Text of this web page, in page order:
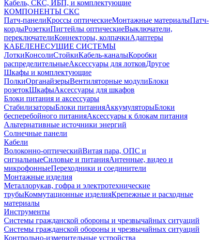
Кабель, СКС, ИБП, и комплектующие
КОМПОНЕНТЫ СКС
Патч-панелиКроссы оптическиеМонтажные материалыПатч-
кордыРозеткиПигтейлы оптическиеВыключатели,
переключателиКоннекторы, колпачкиАдаптеры
КАБЕЛЕНЕСУЩИЕ СИСТЕМЫ
ЛоткиКонсолиСтойкиКабель-каналыКоробки
распределительныеАксессуары для лотковДругое
Шкафы и комплектующие
ПолкиОрганайзерыВентиляторные модулиБлоки
розетокШкафыАксессуары для шкафов
Блоки питания и аксессуары
СтабилизаторыБлоки питанияАккумуляторыБлоки
бесперебойного питанияАксессуары к блокам питания
Альтернативные источники энергий
Солнечные панели
Кабели
Волоконно-оптическийВитая пара, ОПС и
сигнальныеСиловые и питанияАнтенные, видео и
микрофонныеПереходники и соединители
Монтажные изделия
Металлорукав, гофра и электротехнические
трубыКоммутационные изделияКрепежные и расходные
материалы
Инструменты
Системы гражданской обороны и чрезвычайных ситуаций
Системы гражданской обороны и чрезвычайных ситуаций
Контрольно-измерительные устройства